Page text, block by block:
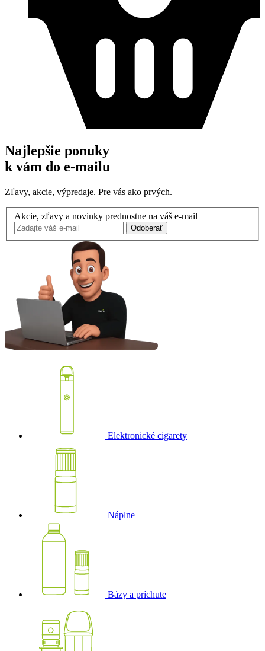
Najlepšie ponuky
k vám do e-mailu
Zľavy, akcie, výpredaje. Pre vás ako prvých.
Akcie, zľavy a novinky prednostne na váš e-mail
Odoberať
Elektronické cigarety
Náplne
Bázy a príchute